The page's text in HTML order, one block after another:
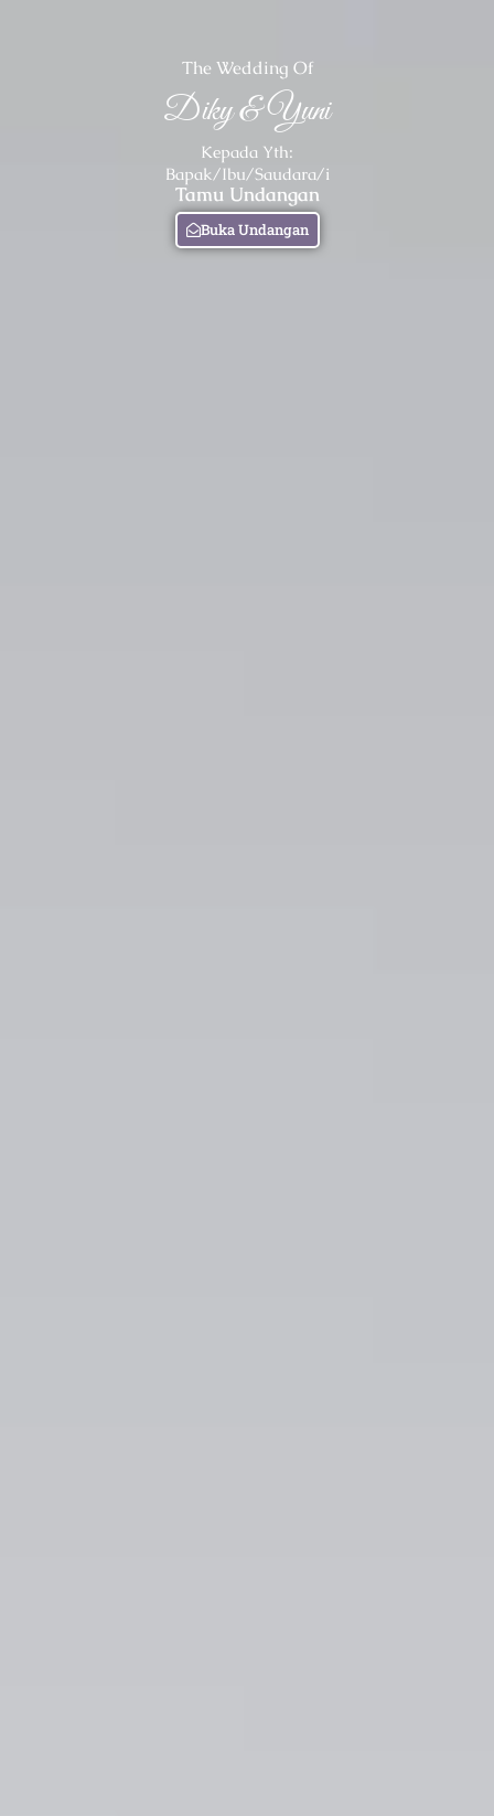
The Wedding Of
Diky & Yuni
Kepada Yth:
Bapak/Ibu/Saudara/i
Tamu Undangan
Buka Undangan